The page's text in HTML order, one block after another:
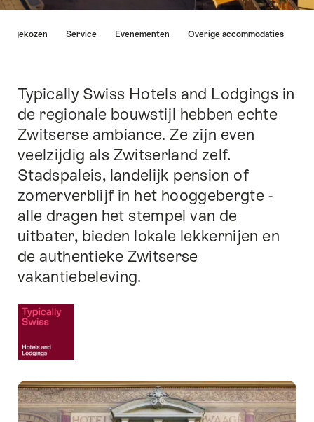
van
rechtstreeks
leiden
naar
de
ankerpunten
deze
pagina.
uitgekozen Service Evenementen Overige accommodaties
Inleiding
Typically Swiss Hotels and Lodgings in
de regionale bouwstijl hebben echte
Zwitserse ambiance. Ze zijn even
veelzijdig als Zwitserland zelf.
Stadspaleis, landelijk pension of
zomerverblijf in het hooggebergte -
alle dragen het stempel van de
uitbater, bieden lokale lekkernijen en
de authentieke Zwitserse
vakantiebeleving.